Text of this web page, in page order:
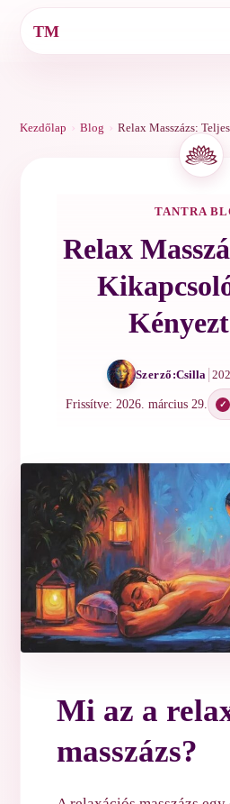
TM
Kezdőlap › Blog ›
TANTRA
Relax
Szerző:Csilla |
Frissítve: 2026. március 29. ✓
Relax Masszázs: Teljes
Mi az a
masszázs?